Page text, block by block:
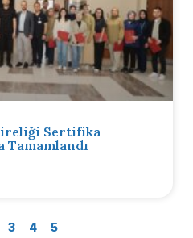
Sertifika
Tamamlandı
3 4 5